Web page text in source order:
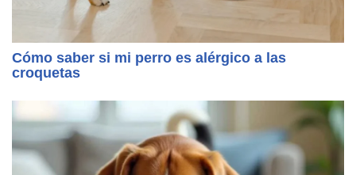
Cómo saber si mi perro es alérgico a las
croquetas